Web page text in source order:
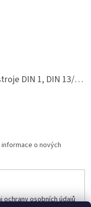
Barvící páska pro psací stroje DIN 1, DIN 13/10, LAND, PA červenočerná
o nových
ochrany osobních údajů